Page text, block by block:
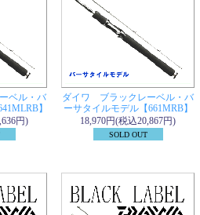
ベル・バ
】
円)
ダイワ ブラックレーベル・バ
ーサタイルモデル【661MRB】
18,970円(税込20,867円)
SOLD OUT